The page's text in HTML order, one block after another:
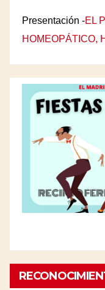
Presentación -EL
HOMEOPÁTICO,